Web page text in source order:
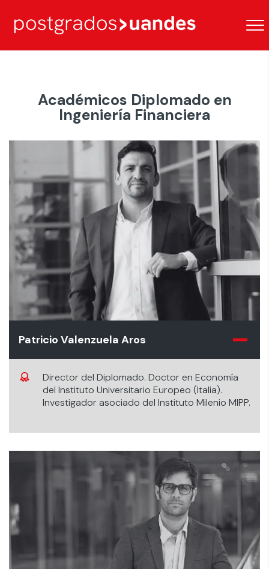
Académicos Diplomado en
Ingeniería Financiera
Patricio Valenzuela Aros
Director del Diplomado. Doctor en Economía
del Instituto Universitario Europeo (Italia).
Investigador asociado del Instituto Milenio MIPP.